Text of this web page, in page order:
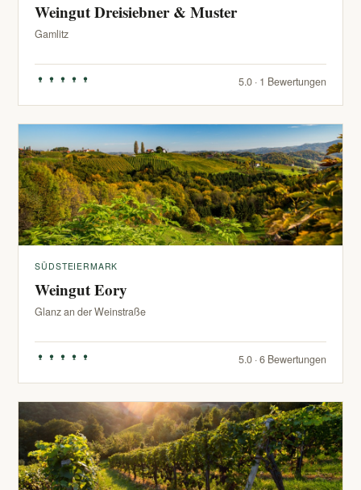
Weingut Dreisiebner & Muster
Gamlitz
5.0 · 1 Bewertungen
SÜDSTEIERMARK
Weingut Eory
Glanz an der Weinstraße
5.0 · 6 Bewertungen